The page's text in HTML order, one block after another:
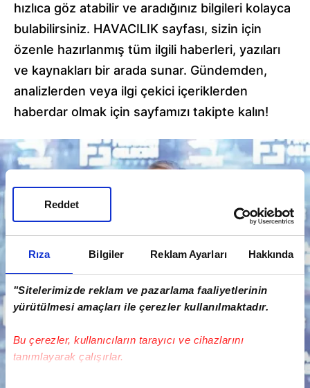
Rıza Bilgiler Reklam Ayarları Hakkında
"Sitelerimizde reklam ve pazarlama faaliyetlerinin
yürütülmesi amaçları ile çerezler kullanılmaktadır.
Bu çerezler, kullanıcıların tarayıcı ve cihazlarını
tanımlayarak çalışırlar.
Reddet
hızlıca göz atabilir ve aradığınız bilgileri kolayca
bulabilirsiniz. HAVACILIK sayfası, sizin için
özenle hazırlanmış tüm ilgili haberleri, yazıları
ve kaynakları bir arada sunar. Gündemden,
analizlerden veya ilgi çekici içeriklerden
haberdar olmak için sayfamızı takipte kalın!